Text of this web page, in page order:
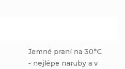
Jemné praní na 30°C
- nejlépe naruby a v